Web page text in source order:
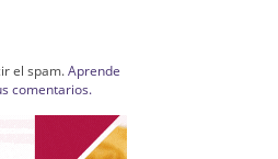
el spam.Aprende
comentarios.